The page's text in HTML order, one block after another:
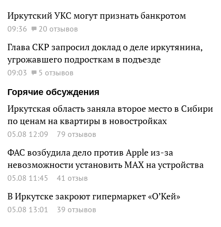
Иркутский УКС могут признать банкротом
09:36 20 отзывов
Глава СКР запросил доклад о деле иркутянина,
угрожавшего подросткам в подъезде
09:03
5 отзывов
Горячие обсуждения
Иркутская область заняла второе место в Сибири
по ценам на квартиры в новостройках
05.08 12:09 79 отзывов
ФАС возбудила дело против Apple из-за
невозможности установить MAX на устройства
05.08 11:45 41 отзыв
В Иркутске закроют гипермаркет «О’Кей»
05.08 13:01 39 отзывов